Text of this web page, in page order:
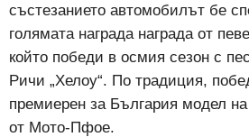
състезанието автомобилът бе
голямата награда награда от
който победи в осмия сезон с
Ричи „Хелоу“. По традиция,
премиерен за България модел
от Мото-Пфое.